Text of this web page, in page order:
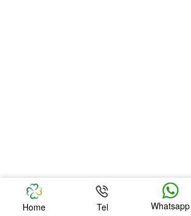
Home Tel Whatsapp